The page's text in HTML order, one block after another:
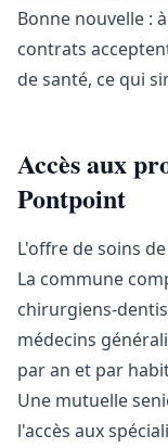
Bonne nouvelle :
contrats
de santé, ce qui
Accès aux
Pontpoint
L'offre de soins
La commune
chirurgiens-
médecins
par an et par
Une mutuelle
l'accès aux